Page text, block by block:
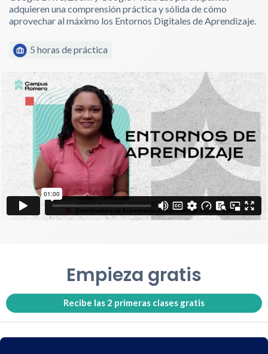
adquieren una comprensión práctica y sólida de cómo
aprovechar al máximo los Entornos Digitales de Aprendizaje.
5 horas de práctica
Empieza gratis
Recibe las 2 primeras clases gratis